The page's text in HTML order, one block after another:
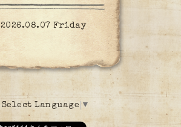
2026.08.07 Friday
Select Language ▼